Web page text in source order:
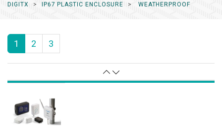
DIGITX IP67 PLASTIC ENCLOSURE WEATHERPROOF
1 2 3